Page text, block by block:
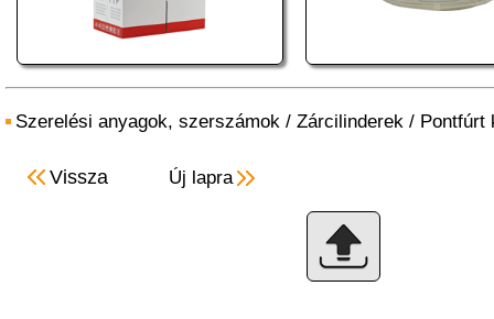
Szerelési anyagok, szerszámok / Zárcilinderek / Pontfúrt
Vissza Új lapra